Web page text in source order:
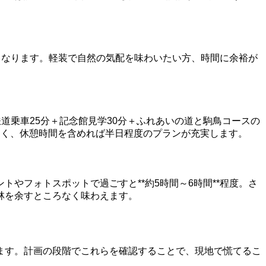
ります。軽装で自然の気配を味わいたい方、時間に余裕が
乗車25分＋記念館見学30分＋ふれあいの道と駒鳥コースの
休憩時間を含めれば半日程度のプランが充実します。
やフォトスポットで過ごすと**約5時間～6時間**程度。さ
余すところなく味わえます。
。計画の段階でこれらを確認することで、現地で慌てるこ